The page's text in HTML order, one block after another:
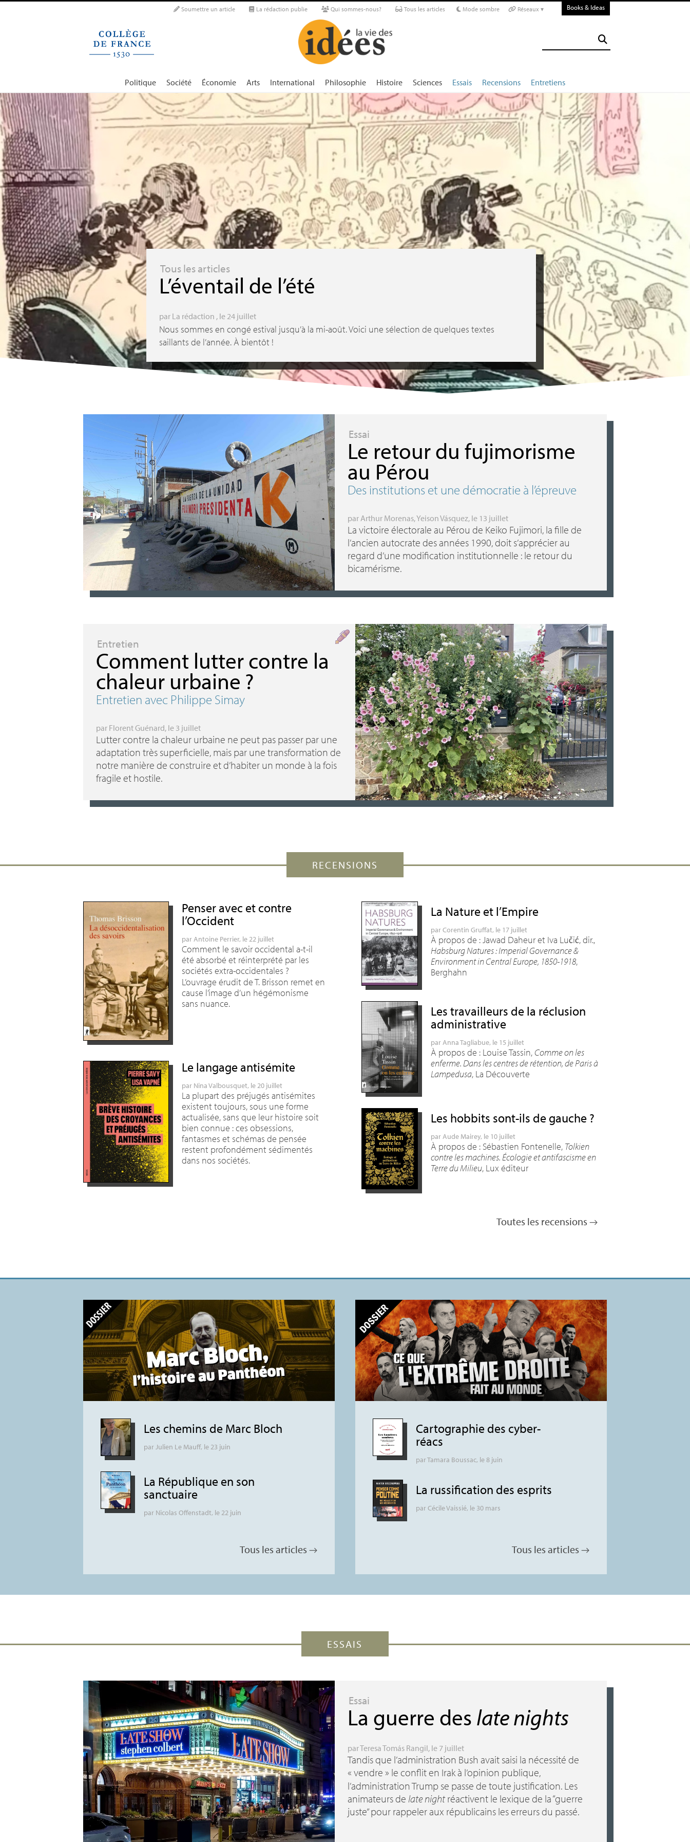
Soumettre un article La rédaction publie Qui sommes-nous? Tous les articles Mode sombre Réseaux ▾ Books & Ideas
Politique Société Économie Arts International Philosophie Histoire Sciences Essais Recensions Entretiens
Tous les articles
L’éventail de l’été
par La rédaction , le 24 juillet
Nous sommes en congé estival jusqu’à la mi-août. Voici une sélection de quelques textes
saillants de l’année. À bientôt !
Essai
Le retour du fujimorisme
au Pérou
Des institutions et une démocratie à l’épreuve
par Arthur Morenas,Yeison Vásquez, le 13 juillet
La victoire électorale au Pérou de Keiko Fujimori, la fille de
l’ancien autocrate des années 1990, doit s’apprécier au
regard d’une modification institutionnelle : le retour du
bicamérisme.
Entretien
Comment lutter contre la
chaleur urbaine ?
Entretien avec Philippe Simay
par Florent Guénard, le 3 juillet
Lutter contre la chaleur urbaine ne peut pas passer par une
adaptation très superficielle, mais par une transformation de
notre manière de construire et d’habiter un monde à la fois
fragile et hostile.
RECENSIONS
Penser avec et contre
l’Occident
parAntoine Perrier, le 22 juillet
Comment le savoir occidental a-t-il
été absorbé et réinterprété par les
sociétés extra-occidentales ?
L’ouvrage érudit de T. Brisson remet en
cause l’image d’un hégémonisme
sans nuance.
Le langage antisémite
par Nina Valbousquet, le 20 juillet
La plupart des préjugés antisémites
existent toujours, sous une forme
actualisée, sans que leur histoire soit
bien connue : ces obsessions,
fantasmes et schémas de pensée
restent profondément sédimentés
dans nos sociétés.
La Nature et l’Empire
parCorentin Gruffat, le 17 juillet
À propos de : Jawad Daheur et Iva Lučić, dir.,
Habsburg Natures : Imperial Governance &
Environment in Central Europe, 1850-1918,
Berghahn
Les travailleurs de la réclusion
administrative
parAnna Tagliabue, le 15 juillet
À propos de : Louise Tassin, Comme on les
enferme. Dans les centres de rétention, de Paris à
Lampedusa, La Découverte
Les hobbits sont-ils de gauche ?
parAude Mairey, le 10 juillet
À propos de : Sébastien Fontenelle, Tolkien
contre les machines. Écologie et antifascisme en
Terre du Milieu, Lux éditeur
Toutes les recensions
Les chemins de Marc Bloch
parJulien Le Mauff, le 23 juin
La République en son
sanctuaire
par Nicolas Offenstadt, le 22 juin
Tous les articles
Cartographie des cyber-
réacs
parTamara Boussac, le 8 juin
La russification des esprits
parCécile Vaissié, le 30 mars
Tous les articles
ESSAIS
Essai
La guerre des late nights
parTeresa Tomás Rangil, le 7 juillet
Tandis que l’administration Bush avait saisi la nécessité de
« vendre » le conflit en Irak à l’opinion publique,
l’administration Trump se passe de toute justification. Les
animateurs de late nightréactivent le lexique de la “guerre
juste” pour rappeler aux républicains les erreurs du passé.